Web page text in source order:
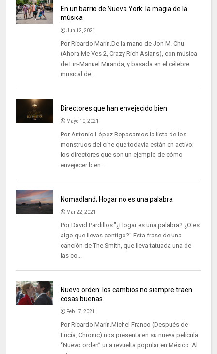
En un barrio de Nueva York: la magia de la
música
Jun 12, 2021
Por Ricardo Marín.De la mano de Jon M. Chu
(Ahora Me Ves 2, Crazy Rich Asians), con música
de Lin-Manuel Miranda, y basada en el célebre
musical de...
Directores que han envejecido bien
Mayo 10, 2021
Por Antonio López.Repasamos la lista de los
monstruos del cine que todavía están en activo;
los directores que son un ejemplo de cómo
envejecer bien...
Nomadland; Hogar no es una palabra
Mar 22, 2021
Por David Pardillos."¿Hogar es una palabra? ¿O es
algo que llevas contigo?" Esta frase de una
canción de The Smith, que lleva tatuada una de
las co...
Nuevo orden: los cambios no siempre traen
cosas buenas
Feb 17, 2021
Por Ricardo Marín.Michel Franco (Después de
Lucía, Chronic) nos presenta en su nueva película
“Nuevo orden” una revuelta popular en México. Al